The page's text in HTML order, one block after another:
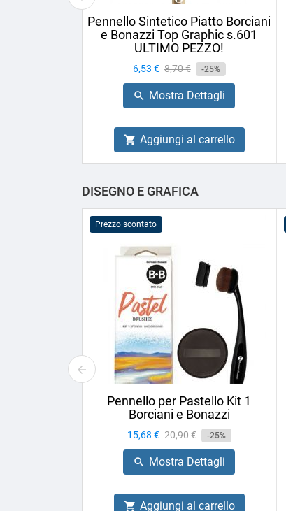
Pennello Sintetico Piatto Borciani
e Bonazzi Top Graphic s.601
ULTIMO PEZZO!
Prezzo
6,53 € Prezzo
base
8,70 € -25%
 Mostra Dettagli
 Aggiungi al carrello
DISEGNO E GRAFICA
Prezzo scontato
Pennello per Pastello Kit 1
Borciani e Bonazzi
Prezzo
15,68 € Prezzo
base
20,90 € -25%
 Mostra Dettagli
 Aggiungi al carrello